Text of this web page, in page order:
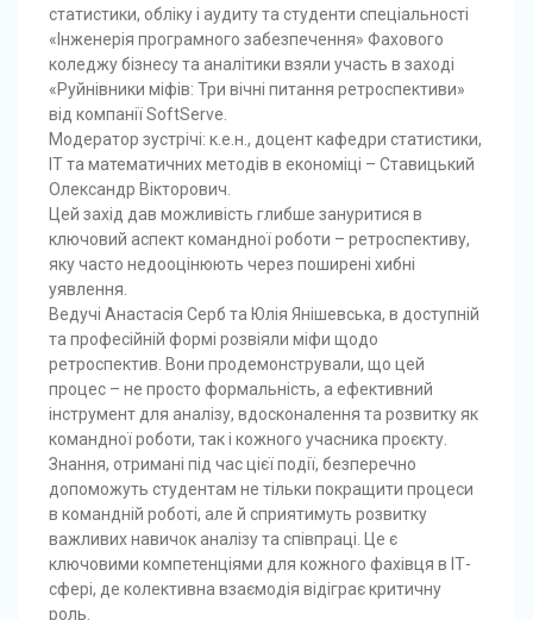
статистики, обліку і аудиту та студенти спеціальності
«Інженерія програмного забезпечення» Фахового
коледжу бізнесу та аналітики взяли участь в заході
«Руйнівники міфів: Три вічні питання ретроспективи»
від компанії SoftServe.
Модератор зустрічі: к.е.н., доцент кафедри статистики,
ІТ та математичних методів в економіці – Ставицький
Олександр Вікторович.
Цей захід дав можливість глибше зануритися в
ключовий аспект командної роботи – ретроспективу,
яку часто недооцінюють через поширені хибні
уявлення.
Ведучі Анастасія Серб та Юлія Янішевська, в доступній
та професійній формі розвіяли міфи щодо
ретроспектив. Вони продемонстрували, що цей
процес – не просто формальність, а ефективний
інструмент для аналізу, вдосконалення та розвитку як
командної роботи, так і кожного учасника проєкту.
Знання, отримані під час цієї події, безперечно
допоможуть студентам не тільки покращити процеси
в командній роботі, але й сприятимуть розвитку
важливих навичок аналізу та співпраці. Це є
ключовими компетенціями для кожного фахівця в ІТ-
сфері, де колективна взаємодія відіграє критичну
роль.